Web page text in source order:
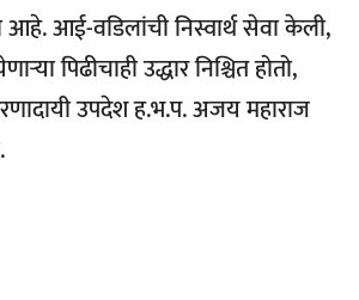
आहे. आई-वडिलांची निस्वार्थ सेवा केली,
पिढीचाही उद्धार निश्चित होतो,
उपदेश ह.भ.प. अजय महाराज